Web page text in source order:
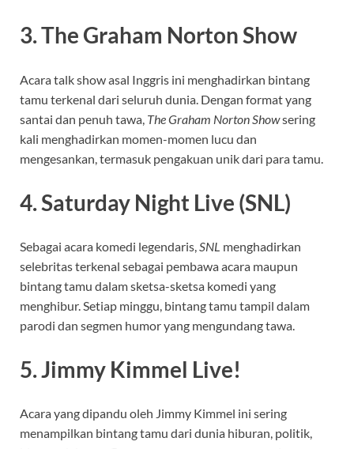
3. The Graham Norton Show
Acara talk show asal Inggris ini menghadirkan bintang
tamu terkenal dari seluruh dunia. Dengan format yang
santai dan penuh tawa, The Graham Norton Showsering
kali menghadirkan momen-momen lucu dan
mengesankan, termasuk pengakuan unik dari para tamu.
4. Saturday Night Live (SNL)
Sebagai acara komedi legendaris,SNL menghadirkan
selebritas terkenal sebagai pembawa acara maupun
bintang tamu dalam sketsa-sketsa komedi yang
menghibur. Setiap minggu, bintang tamu tampil dalam
parodi dan segmen humor yang mengundang tawa.
5. Jimmy Kimmel Live!
Acara yang dipandu oleh Jimmy Kimmel ini sering
menampilkan bintang tamu dari dunia hiburan, politik,